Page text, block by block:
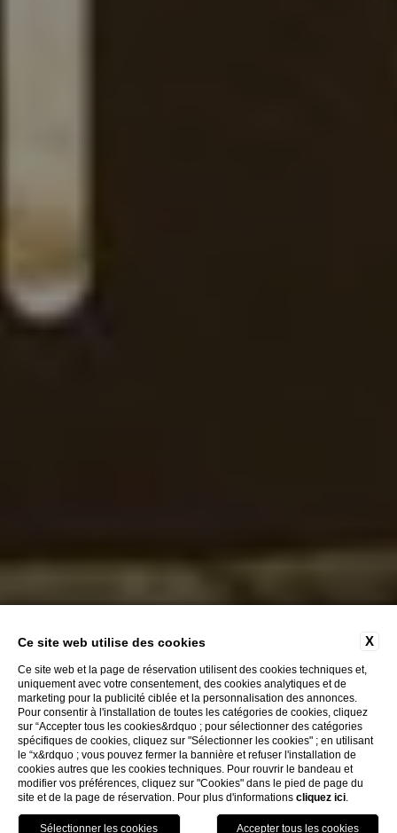
EXPLORER
HOTEL SANTA MARINA
CA' MARINELLA
X
Ce site web utilise des cookies
Ce site web et la page de réservation utilisent des cookies techniques et,
uniquement avec votre consentement, des cookies analytiques et de
marketing pour la publicité ciblée et la personnalisation des annonces.
Pour consentir à l'installation de toutes les catégories de cookies, cliquez
sur “Accepter tous les cookies&rdquo ; pour sélectionner des catégories
spécifiques de cookies, cliquez sur "Sélectionner les cookies" ; en utilisant
le “x&rdquo ; vous pouvez fermer la bannière et refuser l'installation de
cookies autres que les cookies techniques. Pour rouvrir le bandeau et
modifier vos préférences, cliquez sur "Cookies" dans le pied de page du
site et de la page de réservation. Pour plus d'informations cliquez ici.